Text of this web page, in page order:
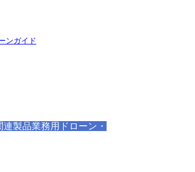
ンガイド
業務用ドローン・